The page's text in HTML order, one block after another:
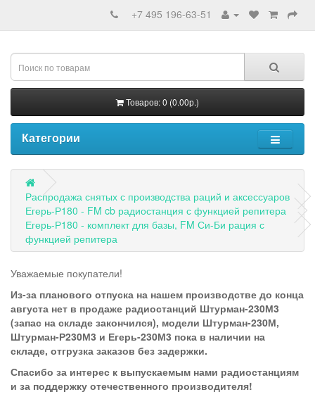
+7 495 196-63-51
Товаров: 0 (0.00р.)
Категории
Распродажа снятых с производства раций и аксессуаров
Егерь-Р180 - FM cb радиостанция с функцией репитера
Егерь-Р180 - комплект для базы, FM Си-Би рация с
функцией репитера
Уважаемые покупатели!
Из-за планового отпуска на нашем производстве до конца
августа нет в продаже радиостанций Штурман-230М3
(запас на складе закончился), модели Штурман-230М,
Штурман-Р230М3 и Егерь-230М3 пока в наличии на
складе, отгрузка заказов без задержки.
Спасибо за интерес к выпускаемым нами радиостанциям
и за поддержку отечественного производителя!